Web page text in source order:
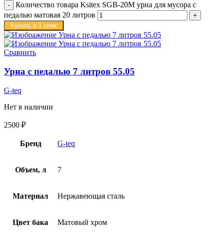
Количество товара Ksitex SGB-20M урна для мусора с
педалью матовая 20 литров
Купить в 1 клик
Сравнить
Урна с педалью 7 литров 55.05
G-teq
Нет в наличии
2500 ₽
Бренд G-teq
Объем, л 7
Материал Нержавеющая сталь
Цвет бака Матовый хром